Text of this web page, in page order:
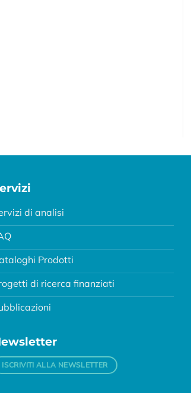
di analisi
Prodotti
di ricerca finanziati
ISCRIVITI ALLA NEWSLETTER